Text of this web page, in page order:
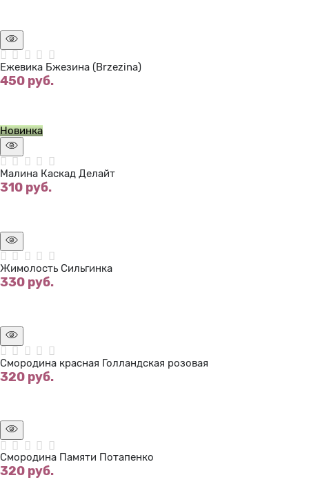
Ежевика Бжезина (Brzezina)
450 руб.
Новинка
Малина Каскад Делайт
310 руб.
Жимолость Сильгинка
330 руб.
Смородина красная Голландская розовая
320 руб.
Смородина Памяти Потапенко
320 руб.